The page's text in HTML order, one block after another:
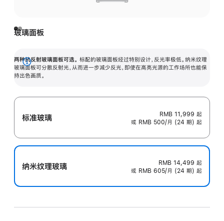
玻璃面板
两种抗反射玻璃面板可选。 标配的玻璃面板经过特别设计，反光率极低。纳米纹理
玻璃面板可分散反射光，从而进一步减少反光，即使在高亮光源的工作场所也能保
持出色画质。
展
开
标准玻璃 RMB 11,999 起
或 RMB 500/月 (24 期) 起
纳米纹理玻璃 RMB 14,499 起
或 RMB 605/月 (24 期) 起